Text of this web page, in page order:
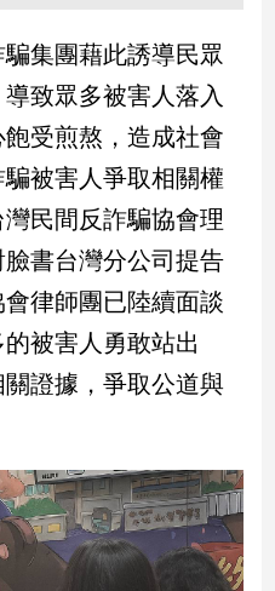
集團藉此誘導民眾
致眾多被害人落入
受煎熬，造成社會
被害人爭取相關權
民間反詐騙協會理
書台灣分公司提告
律師團已陸續面談
被害人勇敢站出
證據，爭取公道與